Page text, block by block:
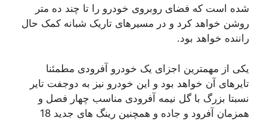
شده است که فضای روبروی خودرو را تا چند ده متر
روشن خواهد کرد و در مسیرهای تاریک شبانه کمک حال
راننده خواهد بود.
یکی از مهمترین اجزای یک خودرو آفرودی مطمئنا
تایرهای آن خواهد بود و این خودرو نیز به دوجفت تایر
نسبتا بزرگ با گل نیمه آفرودی مناسب چهار فصل و
همزمان آفرود و جاده و همچنین رینگ های جدید 18